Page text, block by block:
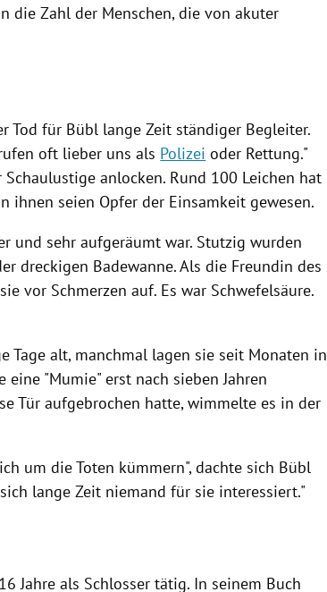
die Zahl der Menschen, die von akuter
Tod für Bübl lange Zeit ständiger Begleiter.
oft lieber uns als Polizei oder Rettung."
anlocken. Rund 100 Leichen hat
ihnen seien Opfer der Einsamkeit gewesen.
und sehr aufgeräumt war. Stutzig wurden
dreckigen Badewanne. Als die Freundin des
vor Schmerzen auf. Es war Schwefelsäure.
Tage alt, manchmal lagen sie seit Monaten in
"Mumie" erst nach sieben Jahren
Tür aufgebrochen hatte, wimmelte es in der
um die Toten kümmern", dachte sich Bübl
lange Zeit niemand für sie interessiert."
Jahre als Schlosser tätig. In seinem Buch